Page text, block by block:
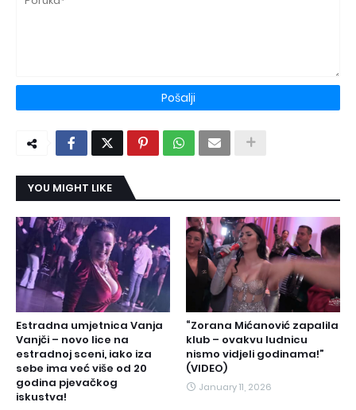
YOU MIGHT LIKE
Estradna umjetnica Vanja
Vanjči – novo lice na
estradnoj sceni, iako iza
sebe ima već više od 20
godina pjevačkog
iskustva!
“Zorana Mićanović zapalila
klub – ovakvu ludnicu
nismo vidjeli godinama!”
(VIDEO)
January 11, 2026